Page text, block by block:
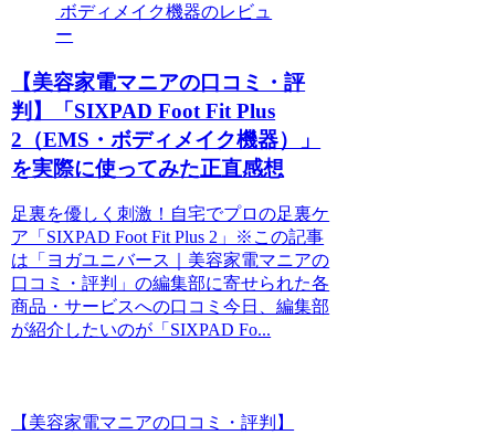
ボディメイク機器のレビュ
ー
【美容家電マニアの口コミ・評
判】「SIXPAD Foot Fit Plus
2（EMS・ボディメイク機器）」
を実際に使ってみた正直感想
足裏を優しく刺激！自宅でプロの足裏ケ
ア「SIXPAD Foot Fit Plus 2」※この記事
は「ヨガユニバース｜美容家電マニアの
口コミ・評判」の編集部に寄せられた各
商品・サービスへの口コミ今日、編集部
が紹介したいのが「SIXPAD Fo...
【美容家電マニアの口コミ・評判】